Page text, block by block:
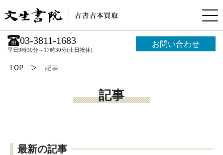
03-3811-1683
平日9時30分～17時30分(土日祝休)
お問い合わせ
TOP 記事
記事
最新の記事